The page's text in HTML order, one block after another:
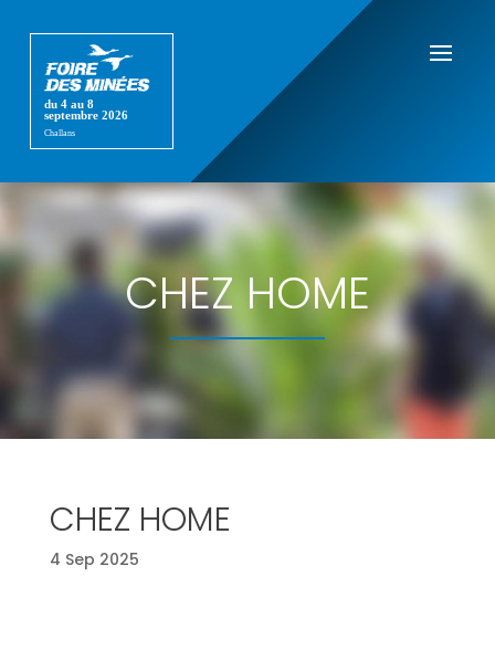
CHEZ HOME
CHEZ HOME
4 Sep 2025